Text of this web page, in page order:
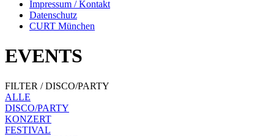
Impressum / Kontakt
Datenschutz
CURT München
EVENTS
FILTER / DISCO/PARTY
ALLE
DISCO/PARTY
KONZERT
FESTIVAL